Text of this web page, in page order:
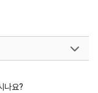
주제별 토크
나요?